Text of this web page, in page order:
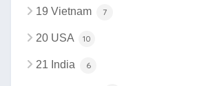
19 Vietnam 7
20 USA 10
21 India 6